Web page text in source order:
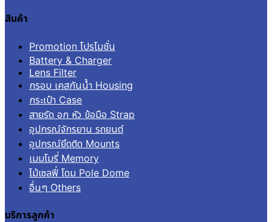
สินค้า
Promotion โปรโมชั่น
Battery & Charger
Lens Filter
กรอบ เคสกันน้ำ Housing
กระเป๋า Case
สายรัด อก หัว ข้อมือ Strap
อุปกรณ์จักรยาน รถยนต์
อุปกรณ์ยึดติด Mounts
เมมโมรี่ Memory
ไม้เซลฟี่ โดม Pole Dome
อื่นๆ Others
บริการลูกค้า